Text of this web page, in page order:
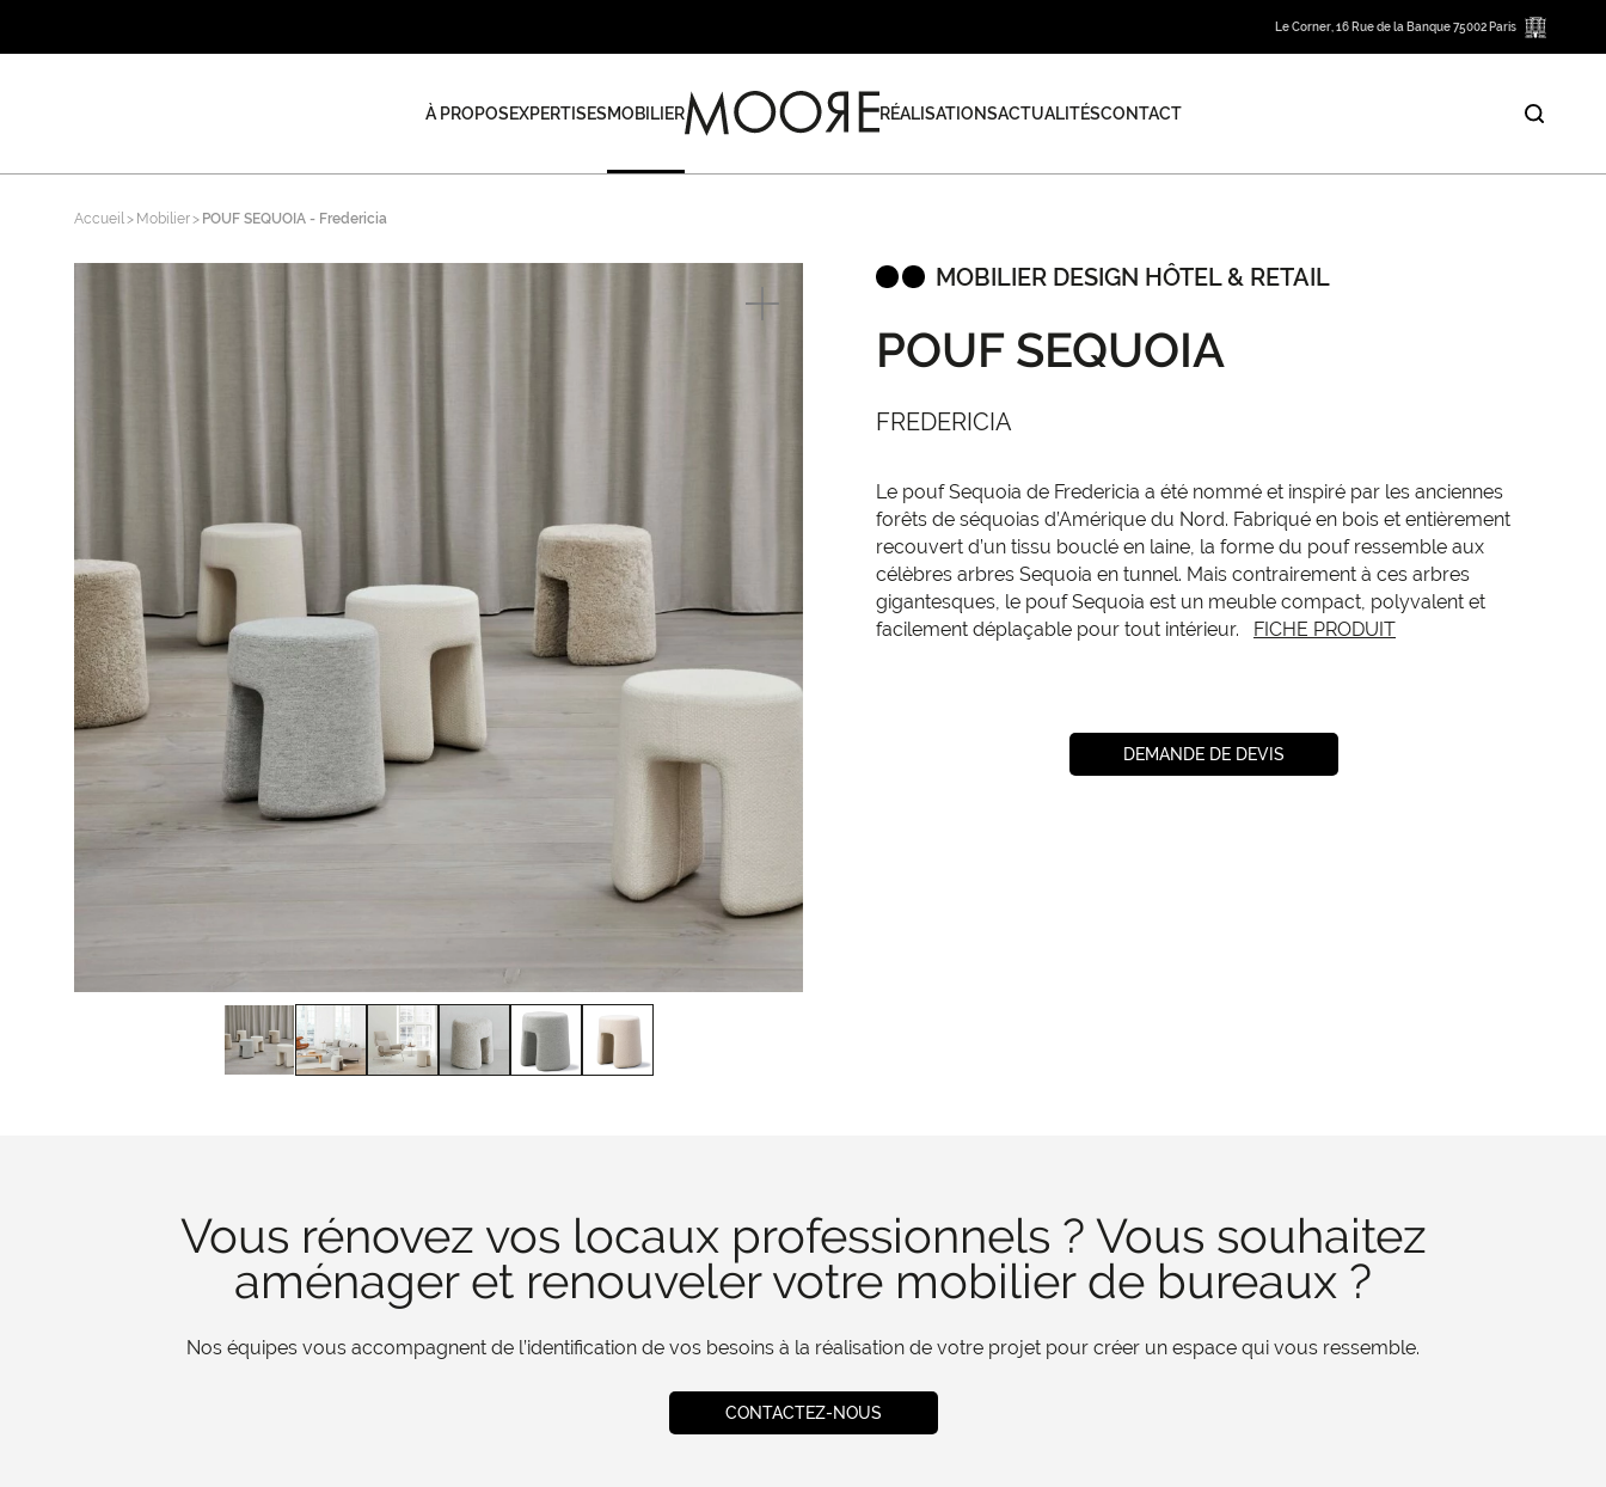
Le Corner, 16 Rue de la Banque 75002 Paris
À PROPOSEXPERTISESMOBILIER RÉALISATIONSACTUALITÉSCONTACT
Accueil Mobilier POUF SEQUOIA - Fredericia
MOBILIER DESIGN HÔTEL & RETAIL
POUF SEQUOIA
FREDERICIA
Le pouf Sequoia de Fredericia a été nommé et inspiré par les anciennes
forêts de séquoias d’Amérique du Nord. Fabriqué en bois et entièrement
recouvert d’un tissu bouclé en laine, la forme du pouf ressemble aux
célèbres arbres Sequoia en tunnel. Mais contrairement à ces arbres
gigantesques, le pouf Sequoia est un meuble compact, polyvalent et
facilement déplaçable pour tout intérieur. FICHE PRODUIT
DEMANDE DE DEVIS
Vous rénovez vos locaux professionnels ? Vous souhaitez
aménager et renouveler votre mobilier de bureaux ?
Nos équipes vous accompagnent de l’identification de vos besoins à la réalisation de votre projet pour créer un espace qui vous ressemble.
CONTACTEZ-NOUS